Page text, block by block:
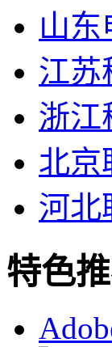
山东
江苏
浙江
北京
河北
特色